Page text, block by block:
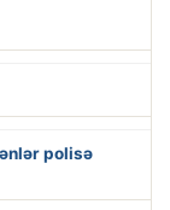
polisə